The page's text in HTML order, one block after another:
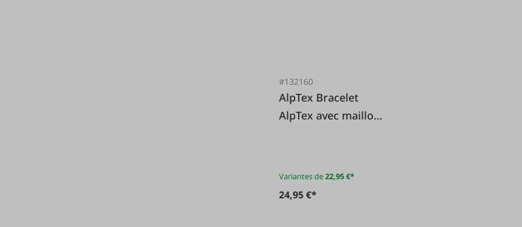
#132160
AlpTex Bracelet
AlpTex avec maillon
Variantes de22,95 €*
24,95 €*